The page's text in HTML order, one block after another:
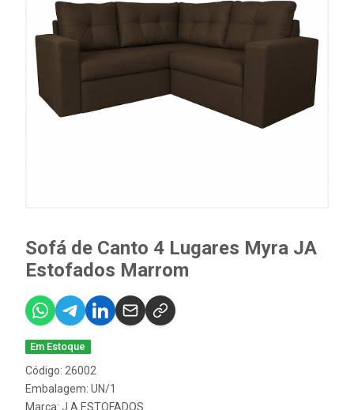
Sofá de Canto 4 Lugares Myra JA
Estofados Marrom
Em Estoque
Código: 26002
Embalagem: UN/1
Marca: J.A ESTOFADOS